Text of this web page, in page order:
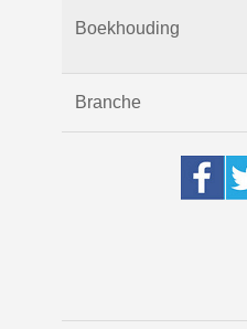
Boekhouding
Branche